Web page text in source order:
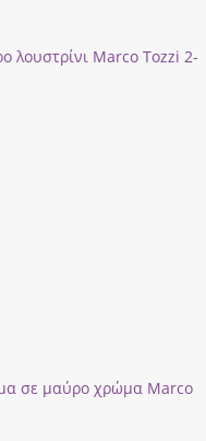
λουστρίνι Marco Tozzi 2-
σε μαύρο χρώμα Marco